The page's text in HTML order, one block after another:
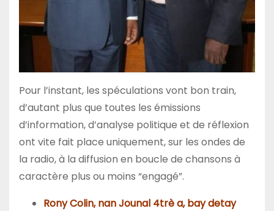
Pour l’instant, les spéculations vont bon train,
d’autant plus que toutes les émissions
d’information, d’analyse politique et de réflexion
ont vite fait place uniquement, sur les ondes de
la radio, à la diffusion en boucle de chansons à
caractère plus ou moins “engagé”.
Rony Colin, nan Jounal 4trè a, bay detay